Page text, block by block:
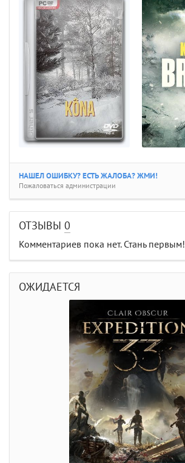
НАШЕЛ ОШИБКУ? ЕСТЬ ЖАЛОБА? ЖМИ!
Пожаловаться администрации
ОТЗЫВЫ 0
Комментариев пока нет. Стань первым!
ОЖИДАЕТСЯ